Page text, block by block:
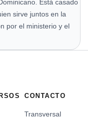
Está casado
sirve juntos en la
por el ministerio y el
CONTACTO
Transversal